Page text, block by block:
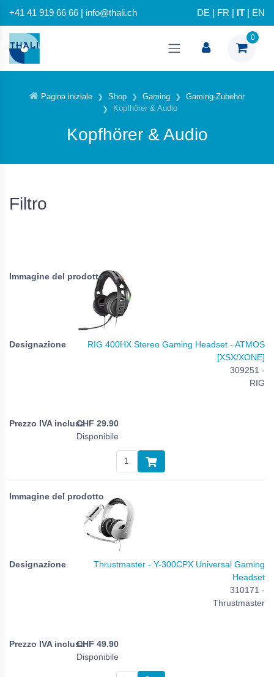
+41 41 919 66 66 | info@thali.ch DE FR IT EN
0
Pagina iniziale Shop Gaming
Gaming-Zubehör
Kopfhörer & Audio
Kopfhörer & Audio
Filtro
RIG 400HX Stereo Gaming Headset - ATMOS
[XSX/XONE]
309251 -
RIG
CHF 29.90
Disponibile
Thrustmaster - Y-300CPX Universal Gaming
Headset
310171 -
Thrustmaster
CHF 49.90
Disponibile